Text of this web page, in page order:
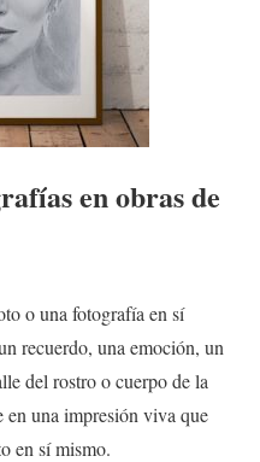
en obras de
o una fotografía en sí
recuerdo, una emoción, un
del rostro o cuerpo de la
en una impresión viva que
en sí mismo.